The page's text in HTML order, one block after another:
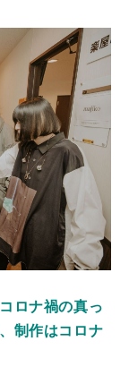
ロナ禍の真っ
制作はコロナ